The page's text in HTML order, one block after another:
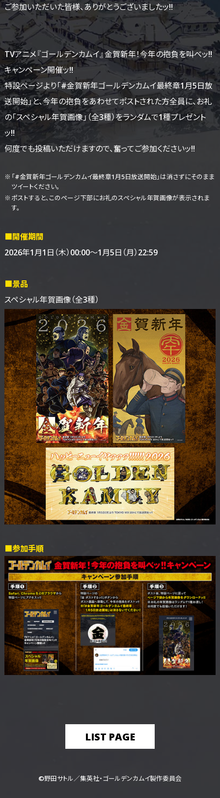
ご参加いただいた皆様、ありがとうございましたッ!!
TVアニメ『ゴールデンカムイ』金賀新年！今年の抱負を叫べッ!!
キャンペーン開催ッ!!
特設ページより「#金賀新年ゴールデンカムイ最終章1月5日放
送開始」と、今年の抱負をあわせてポストされた方全員に、お礼
の「スペシャル年賀画像」（全3種）をランダムで1種プレゼント
ッ!!
何度でも投稿いただけますので、奮ってご参加くださいッ!!
「#金賀新年ゴールデンカムイ最終章1月5日放送開始」は消さずにそのまま
ツイートください。
ポストすると、このページ下部にお礼のスペシャル年賀画像が表示されま
す。
■開催期間
2026年1月1日（木）00:00～1月5日（月）22:59
■景品
スペシャル年賀画像（全3種）
■参加手順
LIST PAGE
©野田サトル／集英社・ゴールデンカムイ製作委員会